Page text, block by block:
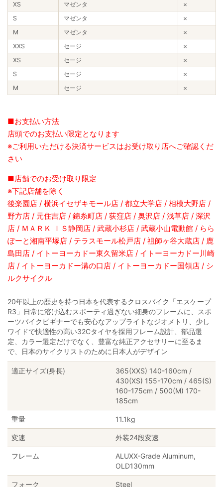
XS
マゼンタ
×
S
マゼンタ
×
M
マゼンタ
×
XXS
セージ
×
XS
セージ
×
S
セージ
×
M
セージ ×
■お支払い方法
店頭でのお支払い限定となります
※ご利用いただける決済サービスはお受け取り店へご確認くだ
さい
■店舗でのお受け取り限定
※下記店舗を除く
後楽園店 / 横浜イセザキモール店 / 都立大学店 / 相模大野店 /
野方店 / 元住吉店 / 錦糸町店 / 荻窪店 / 奥沢店 / 浅草店 / 深沢
店 / ＭＡＲＫ ＩＳ静岡店 / 武蔵小杉店 / 武蔵小山電動館 / らら
ぽーと湘南平塚店 / テラスモール松戸店 / 祖師ヶ谷大蔵店 / 鹿
島田店 / イトーヨーカドー東久留米店 / イトーヨーカドー川崎
店 / イトーヨーカドー溝の口店 / イトーヨーカドー国領店 / シ
ルクサイクル
20年以上の歴史を持つ日本を代表するクロスバイク「エスケープ
R3」日常に溶け込むスポーティ過ぎない細身のフレームに、スポ
ーツバイクビギナーでも安心なアップライトなジオメトリ、少し
ワイドで快適性の高い32Cタイヤを採用フレーム設計、部品選
定、カラー選定だけでなく、豊富な純正アクセサリーに至るま
で、日本のサイクリストのために日本人がデザイン
適正サイズ(身長)
365(XXS) 140-160cm /
430(XS) 155-170cm / 465(S)
160-175cm / 500(M) 170-
185cm
重量 11.1kg
変速 外装24段変速
フレーム
ALUXX-Grade Aluminum,
OLD130mm
フォーク Steel